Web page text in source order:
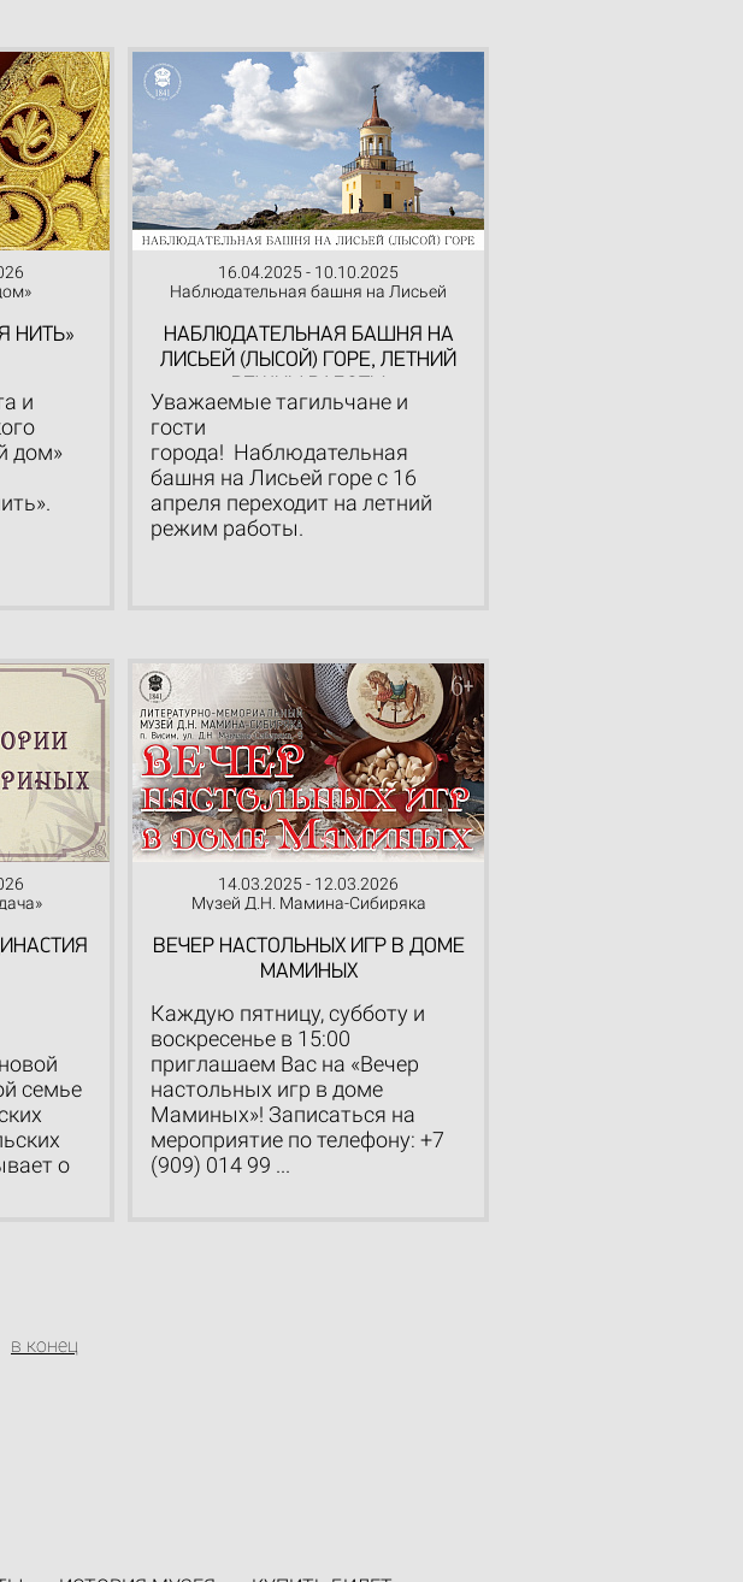
НИТЬ»
и
дом»
16.04.2025 - 10.10.2025
Наблюдательная башня на Лисьей
НАБЛЮДАТЕЛЬНАЯ БАШНЯ НА
ЛИСЬЕЙ (ЛЫСОЙ) ГОРЕ, ЛЕТНИЙ
Уважаемые тагильчане и
гости
города! Наблюдательная
башня на Лисьей горе с 16
апреля переходит на летний
режим работы.
семье
о
14.03.2025 - 12.03.2026
Музей Д.Н. Мамина-Сибиряка
ВЕЧЕР НАСТОЛЬНЫХ ИГР В ДОМЕ
МАМИНЫХ
Каждую пятницу, субботу и
воскресенье в 15:00
приглашаем Вас на «Вечер
настольных игр в доме
Маминых»! Записаться на
мероприятие по телефону: +7
(909) 014 99 ...
в конец